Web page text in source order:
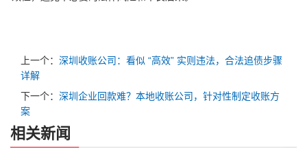
上一个： 深圳收账公司：看似 “高效” 实则违法，合法追债步骤
详解
下一个： 深圳企业回款难？本地收账公司，针对性制定收账方
案
相关新闻